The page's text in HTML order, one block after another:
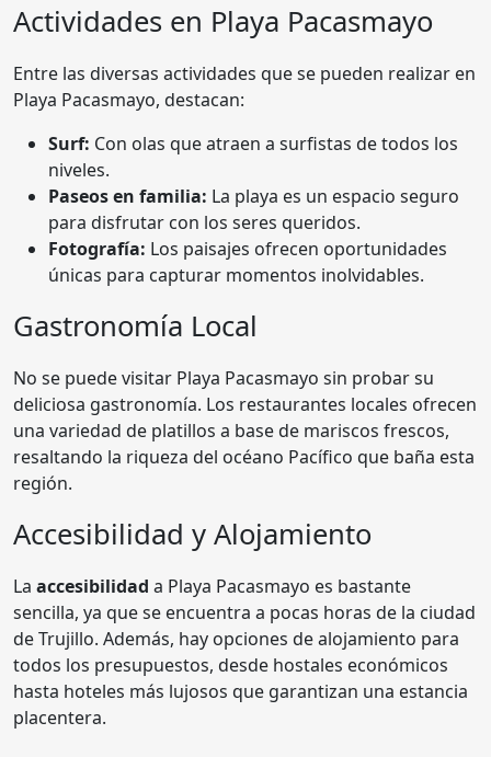
Actividades en Playa Pacasmayo
Entre las diversas actividades que se pueden realizar en
Playa Pacasmayo, destacan:
Surf: Con olas que atraen a surfistas de todos los
niveles.
Paseos en familia: La playa es un espacio seguro
para disfrutar con los seres queridos.
Fotografía: Los paisajes ofrecen oportunidades
únicas para capturar momentos inolvidables.
Gastronomía Local
No se puede visitar Playa Pacasmayo sin probar su
deliciosa gastronomía. Los restaurantes locales ofrecen
una variedad de platillos a base de mariscos frescos,
resaltando la riqueza del océano Pacífico que baña esta
región.
Accesibilidad y Alojamiento
La accesibilidad a Playa Pacasmayo es bastante
sencilla, ya que se encuentra a pocas horas de la ciudad
de Trujillo. Además, hay opciones de alojamiento para
todos los presupuestos, desde hostales económicos
hasta hoteles más lujosos que garantizan una estancia
placentera.